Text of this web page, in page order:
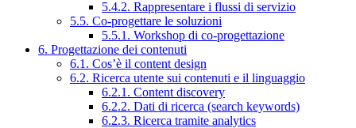
5.4.2. Rappresentare i flussi di servizio
5.5. Co-progettare le soluzioni
5.5.1. Workshop di co-progettazione
6. Progettazione dei contenuti
6.1. Cos’è il content design
6.2. Ricerca utente sui contenuti e il linguaggio
6.2.1. Content discovery
6.2.2. Dati di ricerca (search keywords)
6.2.3. Ricerca tramite analytics